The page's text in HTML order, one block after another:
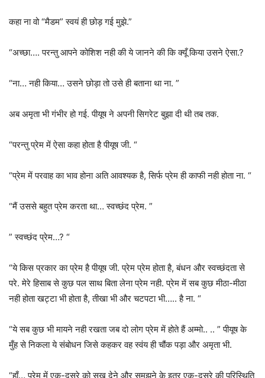
कहा ना वो “मैडम” स्वयं ही छोड़ गई मुझे.”
“अच्छा…. परन्तु आपने कोशिश नही की ये जानने की कि क्यूँ किया उसने ऐसा.?
“ना… नही किया… उसने छोड़ा तो उसे ही बताना था ना. ”
अब अमृता भी गंभीर हो गई. पीयूष ने अपनी सिगरेट बुझा दी थी तब तक.
“परन्तु प्रेम में ऐसा कहा होता है पीयूष जी. “
“प्रेम में परवाह का भाव होना अति आवश्यक है, सिर्फ प्रेम ही काफी नही होता ना. “
“मैं उससे बहुत प्रेम करता था… स्वच्छंद प्रेम. ”
” स्वच्छंद प्रेम…? “
“ये किस प्रकार का प्रेम है पीयूष जी. प्रेम प्रेम होता है, बंधन और स्वच्छंदता से
परे. मेरे हिसाब से कुछ पल साथ बिता लेना प्रेम नही. प्रेम में सब कुछ मीठा-मीठा
नही होता खट्टा भी होता है, तीखा भी और चटपटा भी….. है ना. “
“ये सब कुछ भी मायने नही रखता जब दो लोग प्रेम में होते हैं अम्मो.. .. ” पीयूष के
मुँह से निकला ये संबोधन जिसे कहकर वह स्वंय ही चौंक पड़ा और अमृता भी.
“हाँ… प्रेम में एक-दूसरे को सुख देने और समझने के इतर एक-दूसरे की परिस्थिति